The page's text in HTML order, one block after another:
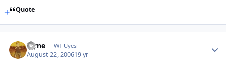
Quote
layne WT Uyesi
August 22, 200619 yr